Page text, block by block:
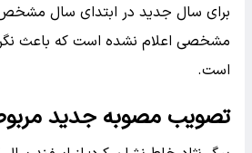
برای سال جدید در ابتدای سال مشخص
مشخصی اعلام نشده است که باعث
است.
تصویب مصوبه جدید مربوط